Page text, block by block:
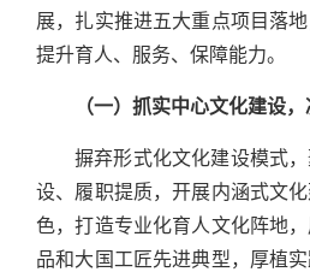
展，扎实推进五大重点项目落
提升育人、服务、保障能力。
（一）抓实中心文化建设
摒弃形式化文化建设模式
设、履职提质，开展内涵式文
色，打造专业化育人文化阵地
品和大国工匠先进典型，厚植